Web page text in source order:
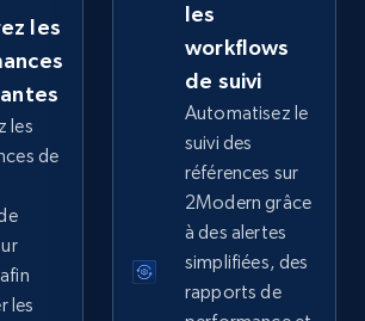
200+ Commencer
US
Country code, Model number,
id, Product name, Manufacturer,
Commencer
les
les
de
les
les
workflows
de suivi
Automatisez le
suivi des
références sur
2Modern grâce
à des alertes
simplifiées, des
rapports de